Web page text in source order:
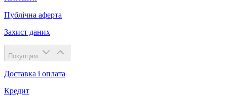
Публічна аферта
Захист даних
Покупцям
Доставка і оплата
Кредит